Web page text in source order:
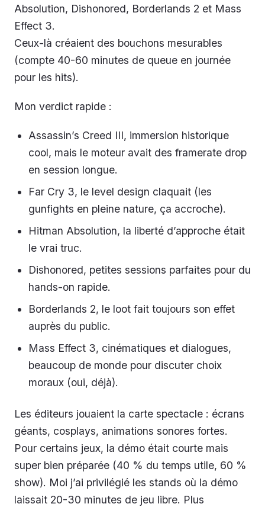
Absolution, Dishonored, Borderlands 2 et Mass
Effect 3.
Ceux-là créaient des bouchons mesurables
(compte 40-60 minutes de queue en journée
pour les hits).
Mon verdict rapide :
Assassin’s Creed III, immersion historique
cool, mais le moteur avait des framerate drop
en session longue.
Far Cry 3, le level design claquait (les
gunfights en pleine nature, ça accroche).
Hitman Absolution, la liberté d’approche était
le vrai truc.
Dishonored, petites sessions parfaites pour du
hands-on rapide.
Borderlands 2, le loot fait toujours son effet
auprès du public.
Mass Effect 3, cinématiques et dialogues,
beaucoup de monde pour discuter choix
moraux (oui, déjà).
Les éditeurs jouaient la carte spectacle : écrans
géants, cosplays, animations sonores fortes.
Pour certains jeux, la démo était courte mais
super bien préparée (40 % du temps utile, 60 %
show). Moi j’ai privilégié les stands où la démo
laissait 20-30 minutes de jeu libre. Plus